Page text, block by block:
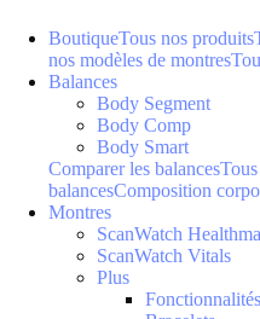
BoutiqueTous nos produits
nos modèles de montres
Balances
Body Segment
Body Comp
Body Smart
Comparer les balances
balancesComposition
Montres
ScanWatch
ScanWatch Vitals
Plus